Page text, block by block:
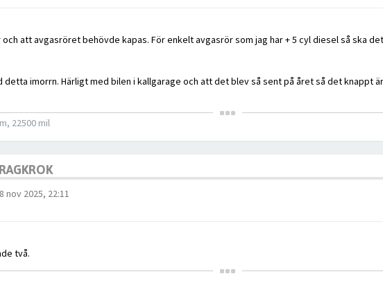
att avgasröret behövde kapas. För enkelt avgasrör som jag har + 5 cyl diesel så ska
detta imorrn. Härligt med bilen i kallgarage och att det blev så sent på året så det knappt
22500 mil
nov 2025, 22:11
två.